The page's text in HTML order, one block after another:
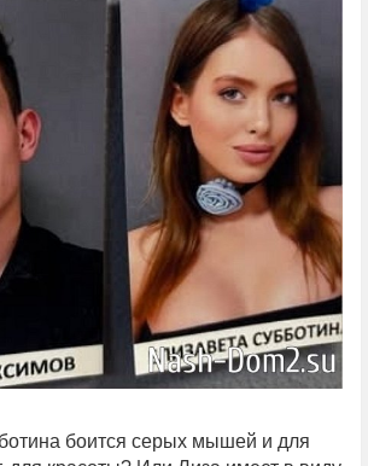
боится серых мышей и для